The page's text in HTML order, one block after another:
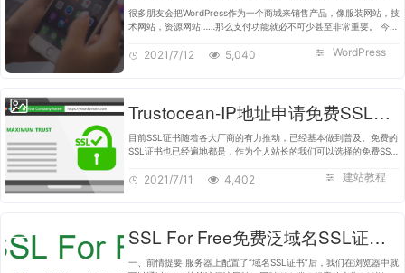
很多朋友会把WordPress作为一个商城来销售产品，像服装网站，技
术网站，资源网站……那么支付功能就必不可少甚至非常重要。 今天
根据需要进行选择。 …
WordPress
2021/7/12 5,040
Trustocean-IP地址申请免费SSL证书及宝塔部署教程
目前SSL证书随着各大厂商的有力推动，已经基本做到普及。免费的
SSL证书也已经遍地都是，作为个人站长的我们可以选择的免费SSL
证书。也包括其他厂商…
建站教程
2021/7/11 4,402
SSL For Free免费泛域名SSL证书申请
一、前情提要 服务器上配置了“域名SSL证书”后，我们在浏览器中就